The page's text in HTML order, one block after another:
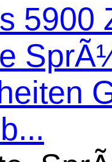
5900